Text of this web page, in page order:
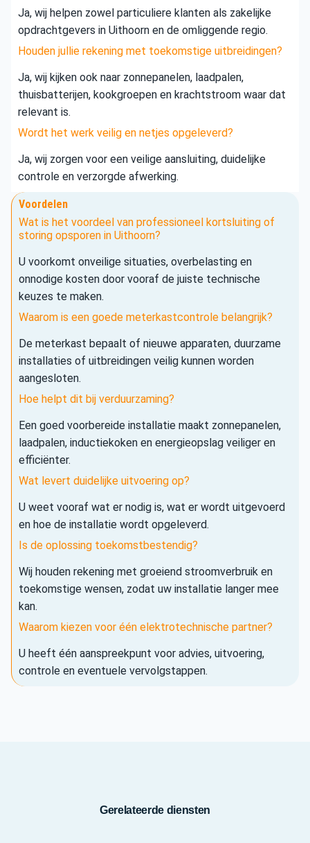
Ja, wij helpen zowel particuliere klanten als zakelijke
opdrachtgevers in Uithoorn en de omliggende regio.
Houden jullie rekening met toekomstige uitbreidingen?
Ja, wij kijken ook naar zonnepanelen, laadpalen,
thuisbatterijen, kookgroepen en krachtstroom waar dat
relevant is.
Wordt het werk veilig en netjes opgeleverd?
Ja, wij zorgen voor een veilige aansluiting, duidelijke
controle en verzorgde afwerking.
Voordelen
Wat is het voordeel van professioneel kortsluiting of
storing opsporen in Uithoorn?
U voorkomt onveilige situaties, overbelasting en
onnodige kosten door vooraf de juiste technische
keuzes te maken.
Waarom is een goede meterkastcontrole belangrijk?
De meterkast bepaalt of nieuwe apparaten, duurzame
installaties of uitbreidingen veilig kunnen worden
aangesloten.
Hoe helpt dit bij verduurzaming?
Een goed voorbereide installatie maakt zonnepanelen,
laadpalen, inductiekoken en energieopslag veiliger en
efficiënter.
Wat levert duidelijke uitvoering op?
U weet vooraf wat er nodig is, wat er wordt uitgevoerd
en hoe de installatie wordt opgeleverd.
Is de oplossing toekomstbestendig?
Wij houden rekening met groeiend stroomverbruik en
toekomstige wensen, zodat uw installatie langer mee
kan.
Waarom kiezen voor één elektrotechnische partner?
U heeft één aanspreekpunt voor advies, uitvoering,
controle en eventuele vervolgstappen.
Gerelateerde diensten